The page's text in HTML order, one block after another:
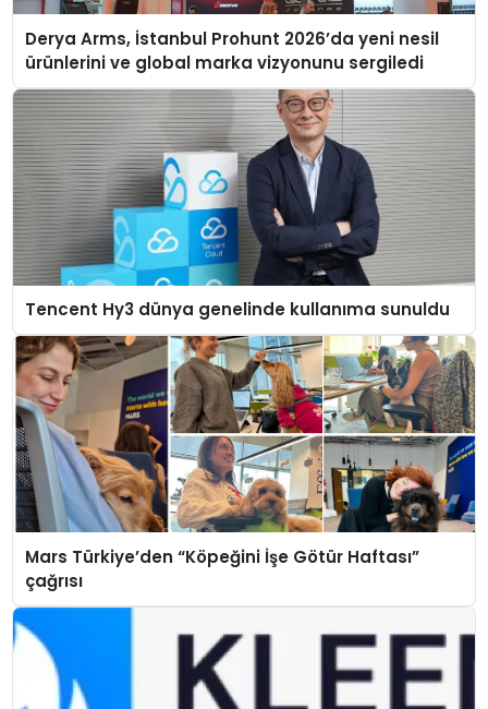
Derya Arms, İstanbul Prohunt 2026’da yeni nesil
ürünlerini ve global marka vizyonunu sergiledi
Tencent Hy3 dünya genelinde kullanıma sunuldu
Mars Türkiye’den “Köpeğini İşe Götür Haftası”
çağrısı